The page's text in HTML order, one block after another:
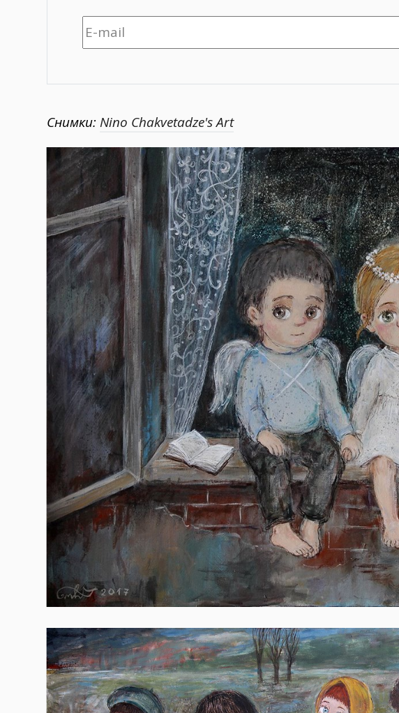
Снимки: Nino Chakvetadze's Art